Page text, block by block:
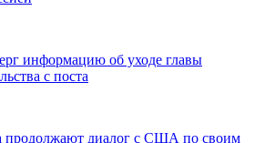
информацию об уходе главы
с поста
продолжают диалог с США по своим